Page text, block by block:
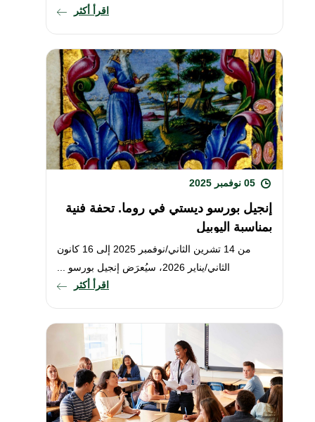
اقرأ أكثر
إنجيل بورسو ديستي في روما. تحفة فنية
بمناسبة اليوبيل
من 14 تشرين الثاني/نوفمبر 2025 إلى 16 كانون
الثاني/يناير 2026، سيُعرَض إنجيل بورسو ...
اقرأ أكثر